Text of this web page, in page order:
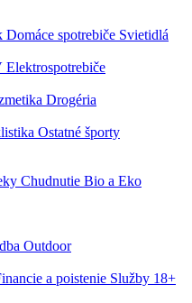
Domáce spotrebiče Svietidlá
Elektrospotrebiče
Drogéria
Ostatné športy
Chudnutie Bio a Eko
Outdoor
a poistenie Služby 18+